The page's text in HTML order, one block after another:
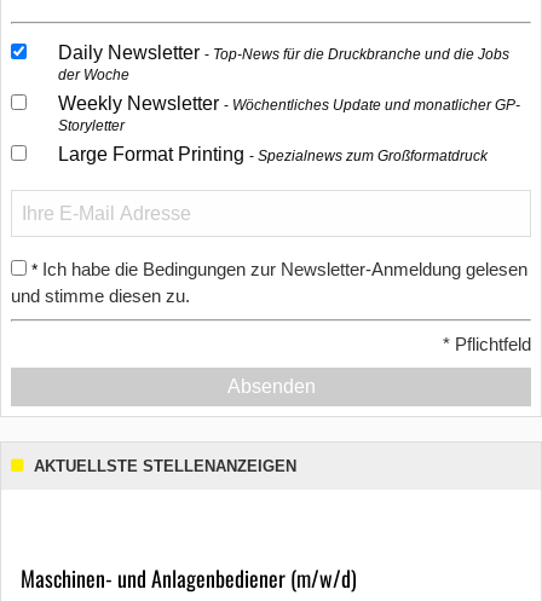
Daily Newsletter
Top-News für die Druckbranche und die Jobs
der Woche
Weekly Newsletter
Wöchentliches Update und monatlicher GP-
Storyletter
Large Format Printing Spezialnews zum Großformatdruck
* Ich habe die Bedingungen zur Newsletter-Anmeldung gelesen
und stimme diesen zu.
* Pflichtfeld
Absenden
AKTUELLSTE STELLENANZEIGEN
Maschinen- und Anlagenbediener (m/w/d)